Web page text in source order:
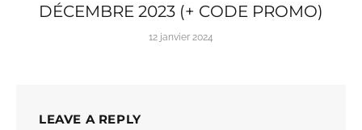
DÉCEMBRE 2023 (+ CODE PROMO)
12 janvier 2024
LEAVE A REPLY